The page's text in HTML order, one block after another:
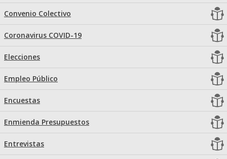
Convenio Colectivo
Coronavirus COVID-19
Elecciones
Empleo Público
Encuestas
Enmienda Presupuestos
Entrevistas